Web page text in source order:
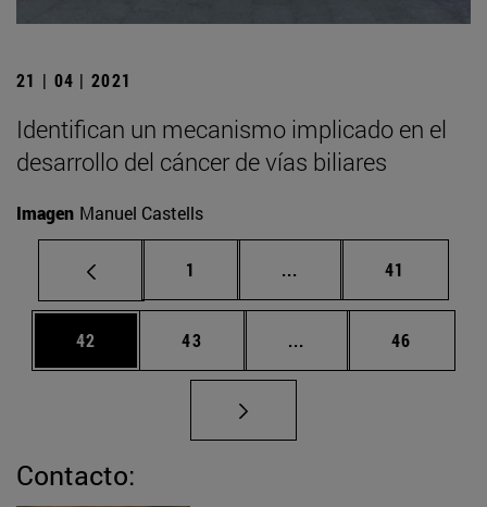
21 | 04 | 2021
Identifican un mecanismo implicado en el
desarrollo del cáncer de vías biliares
Imagen Manuel Castells
Página
1 ... Páginas intermedias
Página
41
Página
42 Página
43 ... Páginas intermedias
Página
46
Contacto: